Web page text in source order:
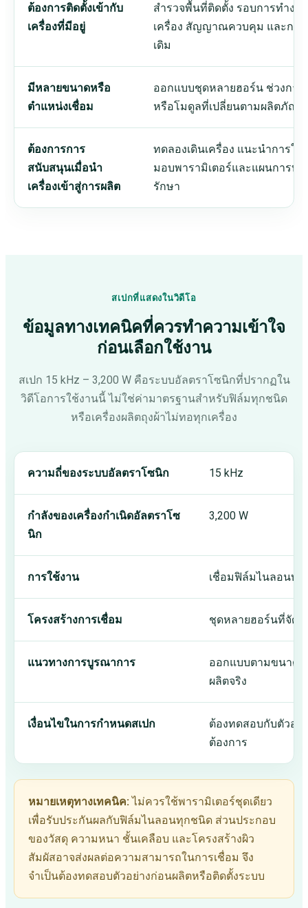
ต้องการติดตั้งเข้ากับ
เครื่องที่มีอยู่
สำรวจพื้นที่ติดตั้ง รอบการทำงา
เครื่อง สัญญาณควบคุม และกลไ
เดิม
มีหลายขนาดหรือ
ตำแหน่งเชื่อม
ออกแบบชุดหลายฮอร์น ช่วงการ
หรือโมดูลที่เปลี่ยนตามผลิตภัณฑ์
ต้องการการ
สนับสนุนเมื่อนำ
เครื่องเข้าสู่การผลิต
ทดลองเดินเครื่อง แนะนำการใช้
มอบพารามิเตอร์และแผนการบำ
รักษา
สเปกที่แสดงในวิดีโอ
ข้อมูลทางเทคนิคที่ควรทำความเข้าใจ
ก่อนเลือกใช้งาน
สเปก 15 kHz – 3,200 W คือระบบอัลตราโซนิกที่ปรากฏใน
วิดีโอการใช้งานนี้ ไม่ใช่ค่ามาตรฐานสำหรับฟิล์มทุกชนิด
หรือเครื่องผลิตถุงผ้าไม่ทอทุกเครื่อง
ความถี่ของระบบอัลตราโซนิก 15 kHz
กำลังของเครื่องกำเนิดอัลตราโซ
นิก
3,200 W
การใช้งาน เชื่อมฟิล์มไนลอนบน
โครงสร้างการเชื่อม ชุดหลายฮอร์นที่จัดว
แนวทางการบูรณาการ
ออกแบบตามขนาดถุ
ผลิตจริง
เงื่อนไขในการกำหนดสเปก
ต้องทดสอบกับตัวอย่
ต้องการ
หมายเหตุทางเทคนิค:ไม่ควรใช้พารามิเตอร์ชุดเดียว
เพื่อรับประกันผลกับฟิล์มไนลอนทุกชนิด ส่วนประกอบ
ของวัสดุ ความหนา ชั้นเคลือบ และโครงสร้างผิว
สัมผัสอาจส่งผลต่อความสามารถในการเชื่อม จึง
จำเป็นต้องทดสอบตัวอย่างก่อนผลิตหรือติดตั้งระบบ